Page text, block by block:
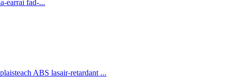
earraí fad-...
ABS lasair-retardant ...